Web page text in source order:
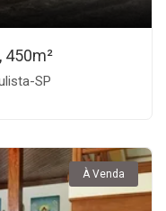
450m²
SP
À Venda